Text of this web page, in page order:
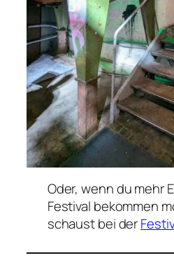
Oder, wenn du mehr
Festival bekommen
schaust bei der